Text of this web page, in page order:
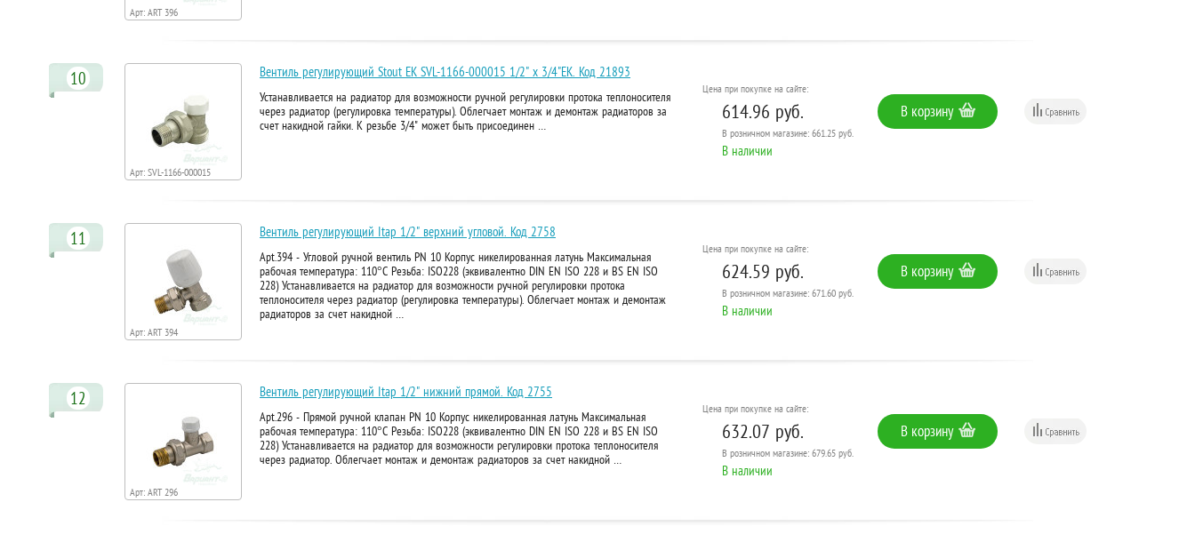
Арт: ART 396
10
Арт: SVL-1166-000015
Вентиль регулирующий Stout ЕК SVL-1166-000015 1/2" х 3/4"EK. Код 21893
Устанавливается на радиатор для возможности ручной регулировки протока теплоносителя
через радиатор (регулировка температуры). Облегчает монтаж и демонтаж радиаторов за
счет накидной гайки. К резьбе 3/4" может быть присоединен …
Цена при покупке на сайте:
614.96 руб.
В розничном магазине: 661.25 руб.
В наличии
В корзину
11
Арт: ART 394
Вентиль регулирующий Itap 1/2" верхний угловой. Код 2758
Apt.394 - Угловой ручной вентиль PN 10 Корпус никелированная латунь Максимальная
рабочая температура: 110°C Резьба: ISO228 (эквивалентно DIN EN ISO 228 и BS EN ISO
228) Устанавливается на радиатор для возможности ручной регулировки протока
теплоносителя через радиатор (регулировка температуры). Облегчает монтаж и демонтаж
радиаторов за счет накидной …
Цена при покупке на сайте:
624.59 руб.
В розничном магазине: 671.60 руб.
В наличии
В корзину
12
Арт: ART 296
Вентиль регулирующий Itap 1/2" нижний прямой. Код 2755
Apt.296 - Прямой ручной клапан PN 10 Корпус никелированная латунь Максимальная
рабочая температура: 110°C Резьба: ISO228 (эквивалентно DIN EN ISO 228 и BS EN ISO
228) Устанавливается на радиатор для возможности регулировки протока теплоносителя
через радиатор. Облегчает монтаж и демонтаж радиаторов за счет накидной …
Цена при покупке на сайте:
632.07 руб.
В розничном магазине: 679.65 руб.
В наличии
В корзину